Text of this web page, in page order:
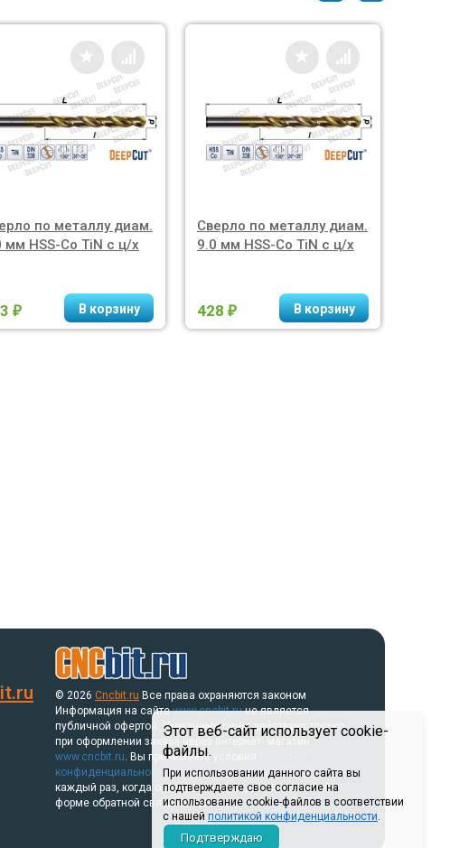
Этот веб-сайт использует cookie-
файлы.
При использовании данного сайта вы
подтверждаете свое согласие на
использование cookie-файлов в соответствии
с нашей политикой конфиденциальности.
Подтверждаю
по металлу диам.
мм HSS-Co TiN с ц/х
₽
Сверло по металлу диам.
9.0 мм HSS-Co TiN с ц/х
428 ₽
© 2026 Cncbit.ru Все права охраняются законом
Информация на сайтеwww.cncbit.ruне является
публичной офертой. Указанные цены действуют только
при оформлении заказа через интернет- магазин
www.cncbit.ru. Вы принимаете условия
конфиденциальностиипользовательского соглашения
каждый раз, когда оставляете свои данные в любой
форме обратной связи на сайте.